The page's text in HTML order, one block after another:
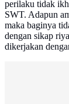
perilaku tidak
SWT. Adapun
maka baginya
dengan sikap
dikerjakan